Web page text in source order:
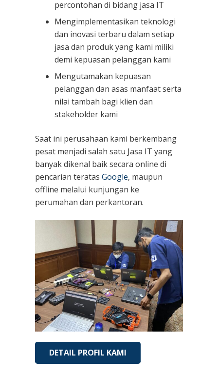
percontohan di bidang jasa IT
Mengimplementasikan teknologi
dan inovasi terbaru dalam setiap
jasa dan produk yang kami miliki
demi kepuasan pelanggan kami
Mengutamakan kepuasan
pelanggan dan asas manfaat serta
nilai tambah bagi klien dan
stakeholder kami
Saat ini perusahaan kami berkembang
pesat menjadi salah satu Jasa IT yang
banyak dikenal baik secara online di
pencarian teratas Google, maupun
offline melalui kunjungan ke
perumahan dan perkantoran.
DETAIL PROFIL KAMI